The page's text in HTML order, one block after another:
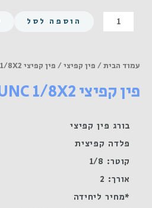
כמות
של
1/8X2
פלדה
הוספה לסל
עמוד הבית/ פין קפיצי/ פין קפיצי UNC 1/8X2 פלדה קפיצית
פין קפיצי UNC 1/8X2 פלדה קפיצית
בורג פין קפיצי
פלדה קפיצית
קוטר: 1/8
אורך: 2
*מחיר ליחידה